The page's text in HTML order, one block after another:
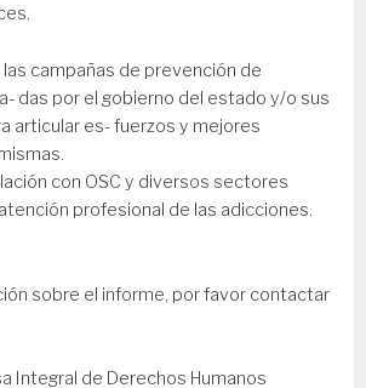
campañas de prevención de
das por el gobierno del estado y/o sus
articular es- fuerzos y mejores
con OSC y diversos sectores
profesional de las adicciones.
sobre el informe, por favor contactar
Integral de Derechos Humanos